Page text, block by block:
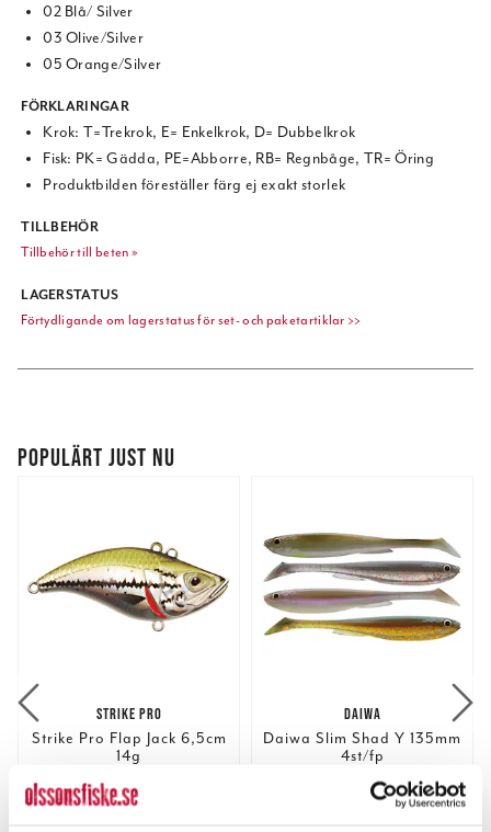
02 Blå/ Silver
03 Olive/Silver
05 Orange/Silver
FÖRKLARINGAR
Krok: T=Trekrok, E= Enkelkrok, D= Dubbelkrok
Fisk: PK= Gädda, PE=Abborre, RB= Regnbåge, TR= Öring
Produktbilden föreställer färg ej exakt storlek
TILLBEHÖR
Tillbehör till beten »
LAGERSTATUS
Förtydligande om lagerstatus för set- och paketartiklar >>
POPULÄRT JUST NU
STRIKE PRO
Strike Pro Flap Jack 6,5cm
14g
Nuvarande pris
99,00 krTidigare pris
99,00 kr
119,00 kr
DAIWA
Daiwa Slim Shad Y 135mm
4st/fp
Nuvarande pris :
Tidigare pris:
79,00 kr
89,00 kr